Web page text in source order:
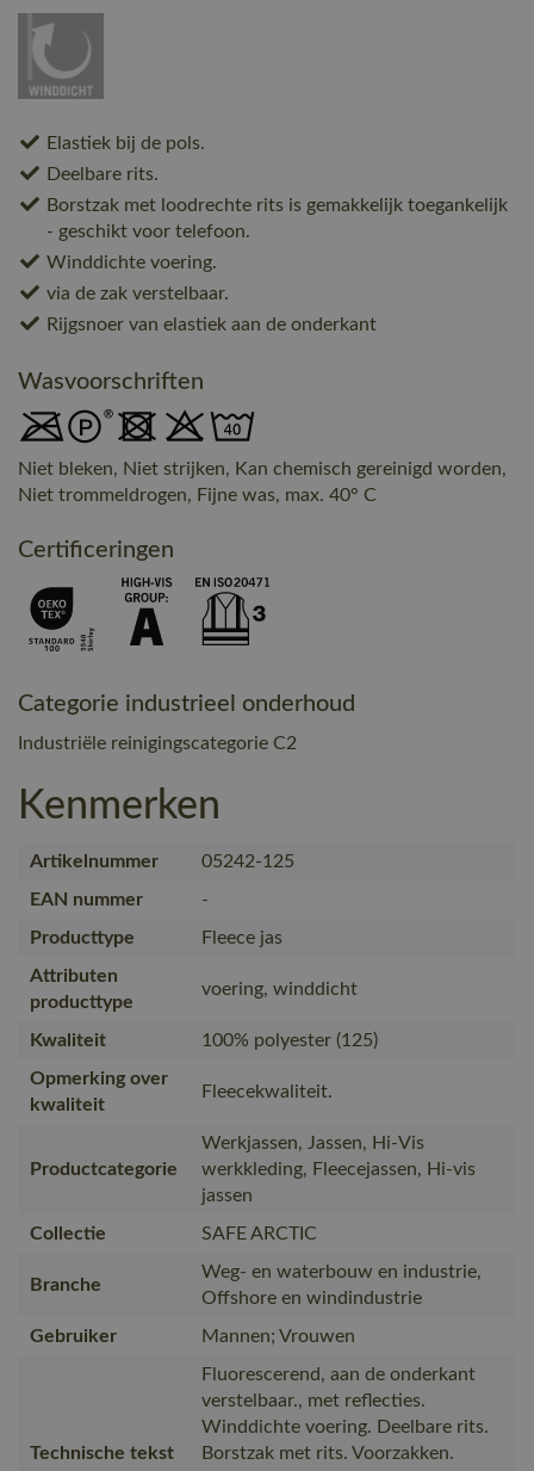
Elastiek bij de pols.
Deelbare rits.
Borstzak met loodrechte rits is gemakkelijk toegankelijk
- geschikt voor telefoon.
Winddichte voering.
via de zak verstelbaar.
Rijgsnoer van elastiek aan de onderkant
Wasvoorschriften
Niet bleken, Niet strijken, Kan chemisch gereinigd worden,
Niet trommeldrogen, Fijne was, max. 40° C
Certificeringen
Categorie industrieel onderhoud
Industriële reinigingscategorie C2
Kenmerken
Artikelnummer
05242-125
EAN nummer
-
Producttype
Fleece jas
Attributen
producttype
voering, winddicht
Kwaliteit
100% polyester (125)
Opmerking over
kwaliteit
Fleecekwaliteit.
Productcategorie
Werkjassen, Jassen, Hi-Vis
werkkleding, Fleecejassen, Hi-vis
jassen
Collectie
SAFE ARCTIC
Branche
Weg- en waterbouw en industrie,
Offshore en windindustrie
Gebruiker
Mannen; Vrouwen
Technische tekst
Fluorescerend, aan de onderkant
verstelbaar., met reflecties.
Winddichte voering. Deelbare rits.
Borstzak met rits. Voorzakken.